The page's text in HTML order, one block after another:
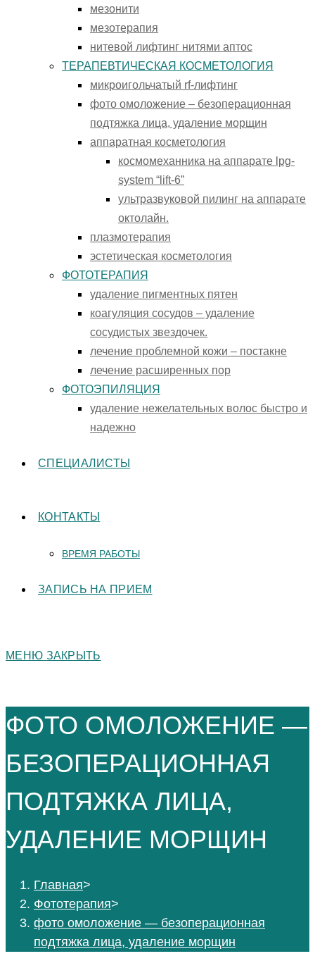
мезонити
мезотерапия
нитевой лифтинг нитями аптос
ТЕРАПЕВТИЧЕСКАЯ КОСМЕТОЛОГИЯ
микроигольчатый rf-лифтинг
фото омоложение – безоперационная
подтяжка лица, удаление морщин
аппаратная косметология
космомеханника на аппарате lpg-
system “lift-6”
ультразвуковой пилинг на аппарате
октолайн.
плазмотерапия
эстетическая косметология
ФОТОТЕРАПИЯ
удаление пигментных пятен
коагуляция сосудов – удаление
сосудистых звездочек.
лечение проблемной кожи – постакне
лечение расширенных пор
ФОТОЭПИЛЯЦИЯ
удаление нежелательных волос быстро и
надежно
СПЕЦИАЛИСТЫ
КОНТАКТЫ
ВРЕМЯ РАБОТЫ
ЗАПИСЬ НА ПРИЕМ
МЕНЮ ЗАКРЫТЬ
ФОТО ОМОЛОЖЕНИЕ —
БЕЗОПЕРАЦИОННАЯ
ПОДТЯЖКА ЛИЦА,
УДАЛЕНИЕ МОРЩИН
Главная>
Фототерапия>
фото омоложение — безоперационная
подтяжка лица, удаление морщин